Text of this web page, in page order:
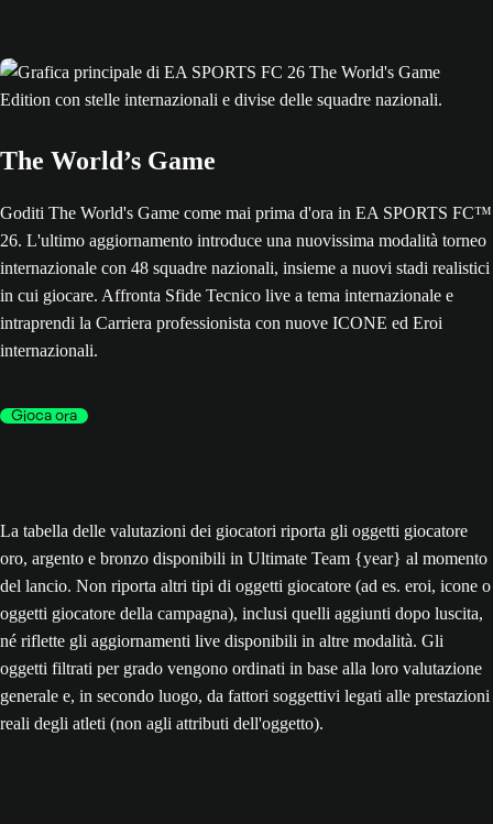
The World’s Game
Goditi The World's Game come mai prima d'ora in EA SPORTS FC™
26. L'ultimo aggiornamento introduce una nuovissima modalità torneo
internazionale con 48 squadre nazionali, insieme a nuovi stadi realistici
in cui giocare. Affronta Sfide Tecnico live a tema internazionale e
intraprendi la Carriera professionista con nuove ICONE ed Eroi
internazionali.
Gioca ora
La tabella delle valutazioni dei giocatori riporta gli oggetti giocatore
oro, argento e bronzo disponibili in Ultimate Team {year} al momento
del lancio. Non riporta altri tipi di oggetti giocatore (ad es. eroi, icone o
oggetti giocatore della campagna), inclusi quelli aggiunti dopo luscita,
né riflette gli aggiornamenti live disponibili in altre modalità. Gli
oggetti filtrati per grado vengono ordinati in base alla loro valutazione
generale e, in secondo luogo, da fattori soggettivi legati alle prestazioni
reali degli atleti (non agli attributi dell'oggetto).